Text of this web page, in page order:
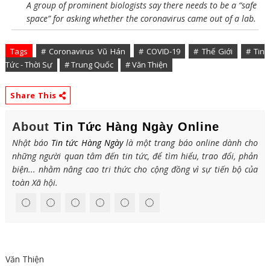
A group of prominent biologists say there needs to be a “safe
space” for asking whether the coronavirus came out of a lab.
Tags # Coronavirus Vũ Hán # COVID-19 # Thế Giới
# Tin
Tức - Thời Sự
# Trung Quốc # Văn Thiện
Share This
About Tin Tức Hàng Ngày Online
Nhật báo Tin tức Hàng Ngàylà một trang báo online dành cho
những người quan tâm đến tin tức, để tìm hiểu, trao đổi, phản
biện... nhằm nâng cao tri thức cho cộng đồng vì sự tiến bộ của
toàn Xã hội.
Văn Thiện